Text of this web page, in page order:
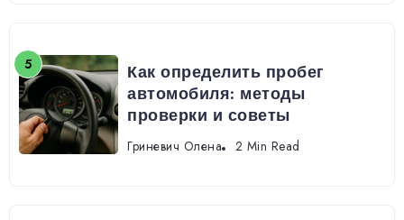
Как определить пробег
автомобиля: методы
проверки и советы
Гриневич Олена 2 Min Read